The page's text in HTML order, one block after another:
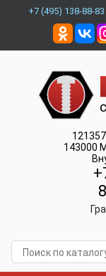
+7 (495) 138-88-83
121357
143000